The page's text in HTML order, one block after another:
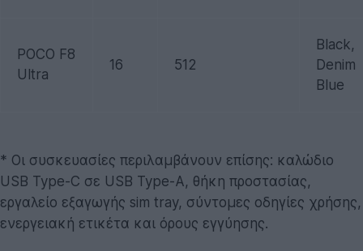
POCO F8
Ultra
16 512
Black,
Denim
Blue
* Οι συσκευασίες περιλαμβάνουν επίσης: καλώδιο
USB Type-C σε USB Type-A, θήκη προστασίας,
εργαλείο εξαγωγής sim tray, σύντομες οδηγίες χρήσης,
ενεργειακή ετικέτα και όρους εγγύησης.